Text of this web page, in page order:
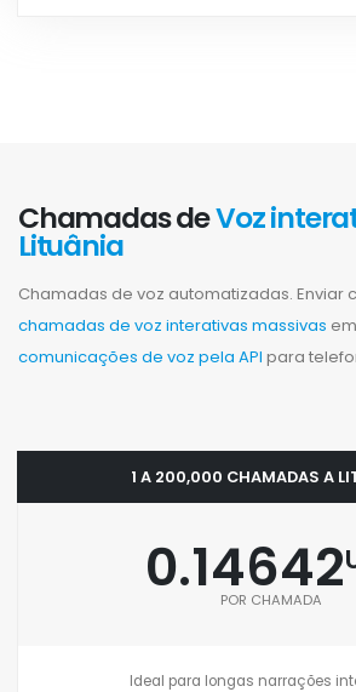
Chamadas deVoz
Lituânia
Chamadas de voz automatizadas. Enviar
chamadas de voz interativas massivas
comunicações de voz pela API para
1 A 200,000 CHAMADAS A
0.14642
POR CHAMADA
Ideal para longas narrações